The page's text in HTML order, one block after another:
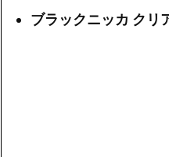
ブラックニッカ クリ